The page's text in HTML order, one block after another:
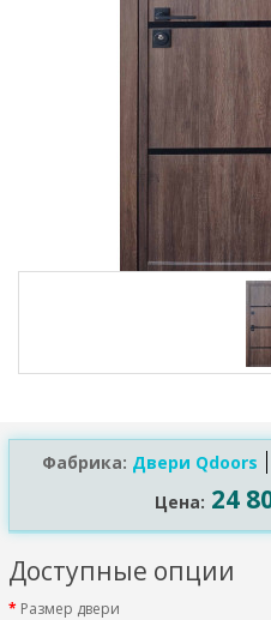
Фабрика: Двери Qdoors
Цена: 24
Доступные опции
Размер двери